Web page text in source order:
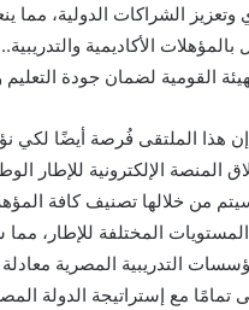
وتعزيز الشراكات الدولية،
بالمؤهلات الأكاديمية
القومية لضمان جودة التعليم
هذا الملتقى فُرصة أيضًا لكي
المنصة الإلكترونية للإطار
من خلالها تصنيف كافة
المختلفة للإطار،
التدريبية المصرية معادلة
تمامًا مع إستراتيجة الدولة